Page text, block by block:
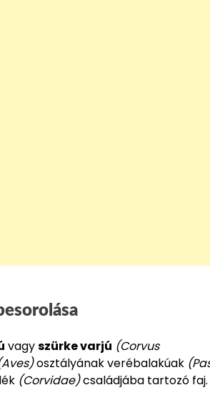
vagyszürke varjú (Corvus
osztályának verébalakúak
(Corvidae)családjába tartozó faj.